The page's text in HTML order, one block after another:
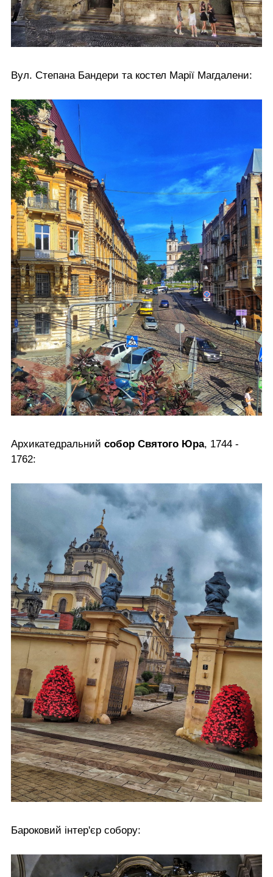
Вул. Степана Бандери та костел Марії Магдалени:
Архикатедральний собор Святого Юра, 1744 -
1762:
Бароковий інтер'єр собору: